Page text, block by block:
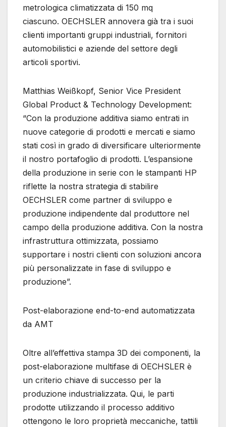
metrologica climatizzata di 150 mq
ciascuno. OECHSLER annovera già tra i suoi
clienti importanti gruppi industriali, fornitori
automobilistici e aziende del settore degli
articoli sportivi.
Matthias Weißkopf, Senior Vice President
Global Product & Technology Development:
“Con la produzione additiva siamo entrati in
nuove categorie di prodotti e mercati e siamo
stati così in grado di diversificare ulteriormente
il nostro portafoglio di prodotti. L’espansione
della produzione in serie con le stampanti HP
riflette la nostra strategia di stabilire
OECHSLER come partner di sviluppo e
produzione indipendente dal produttore nel
campo della produzione additiva. Con la nostra
infrastruttura ottimizzata, possiamo
supportare i nostri clienti con soluzioni ancora
più personalizzate in fase di sviluppo e
produzione”.
Post-elaborazione end-to-end automatizzata
da AMT
Oltre all’effettiva stampa 3D dei componenti, la
post-elaborazione multifase di OECHSLER è
un criterio chiave di successo per la
produzione industrializzata. Qui, le parti
prodotte utilizzando il processo additivo
ottengono le loro proprietà meccaniche, tattili